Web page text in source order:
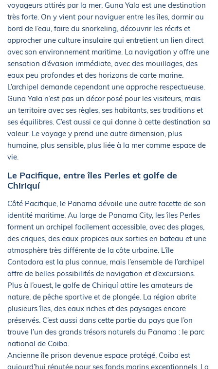
voyageurs attirés par la mer, Guna Yala est une destination
très forte. On y vient pour naviguer entre les îles, dormir au
bord de l’eau, faire du snorkeling, découvrir les récifs et
approcher une culture insulaire qui entretient un lien direct
avec son environnement maritime. La navigation y offre une
sensation d’évasion immédiate, avec des mouillages, des
eaux peu profondes et des horizons de carte marine.
L’archipel demande cependant une approche respectueuse.
Guna Yala n’est pas un décor posé pour les visiteurs, mais
un territoire avec ses règles, ses habitants, ses traditions et
ses équilibres. C’est aussi ce qui donne à cette destination sa
valeur. Le voyage y prend une autre dimension, plus
humaine, plus sensible, plus liée à la mer comme espace de
vie.
Le Pacifique, entre îles Perles et golfe de
Chiriquí
Côté Pacifique, le Panama dévoile une autre facette de son
identité maritime. Au large de Panama City, les îles Perles
forment un archipel facilement accessible, avec des plages,
des criques, des eaux propices aux sorties en bateau et une
atmosphère très différente de la côte urbaine. L’île
Contadora est la plus connue, mais l’ensemble de l’archipel
offre de belles possibilités de navigation et d’excursions.
Plus à l’ouest, le golfe de Chiriquí attire les amateurs de
nature, de pêche sportive et de plongée. La région abrite
plusieurs îles, des eaux riches et des paysages encore
préservés. C’est aussi dans cette partie du pays que l’on
trouve l’un des grands trésors naturels du Panama : le parc
national de Coiba.
Ancienne île prison devenue espace protégé, Coiba est
aujourd’hui réputée pour ses fonds marins exceptionnels. La